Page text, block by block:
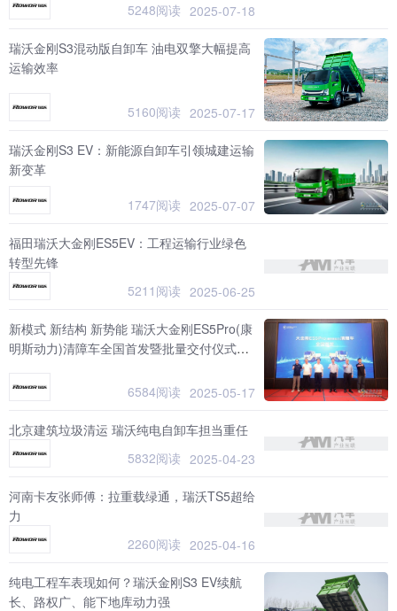
5248阅读 2025-07-18
瑞沃金刚S3混动版自卸车 油电双擎大幅提高
运输效率
5160阅读 2025-07-17
瑞沃金刚S3 EV：新能源自卸车引领城建运输
新变革
1747阅读 2025-07-07
福田瑞沃大金刚ES5EV：工程运输行业绿色
转型先锋
5211阅读 2025-06-25
新模式 新结构 新势能 瑞沃大金刚ES5Pro(康
明斯动力)清障车全国首发暨批量交付仪式圆
6584阅读 2025-05-17
北京建筑垃圾清运 瑞沃纯电自卸车担当重任
5832阅读 2025-04-23
河南卡友张师傅：拉重载绿通，瑞沃TS5超给
力
2260阅读 2025-04-16
纯电工程车表现如何？瑞沃金刚S3 EV续航
长、路权广、能下地库动力强